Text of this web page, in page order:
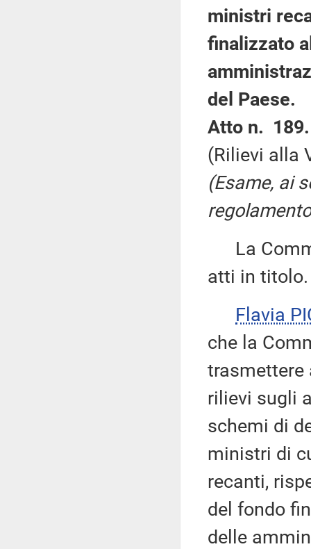
ministri
finalizzato
del Paese.
Atto n. 189.
(Rilievi alla
(Esame, ai
La
atti in titolo.
Flavia
che la
trasmettere
rilievi sugli
schemi di
ministri di
recanti,
del fondo
delle